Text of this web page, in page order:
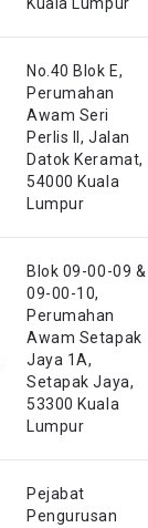
No.40 Blok E,
Perumahan
Awam Seri
Perlis II, Jalan
Datok Keramat,
54000 Kuala
Lumpur
Blok 09-00-09 &
09-00-10,
Perumahan
Awam Setapak
Jaya 1A,
Setapak Jaya,
53300 Kuala
Lumpur
Pejabat
Pengurusan